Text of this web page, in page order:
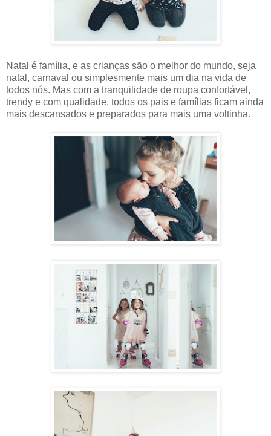
Natal é família, e as crianças são o melhor do mundo, seja
natal, carnaval ou simplesmente mais um dia na vida de
todos nós. Mas com a tranquilidade de roupa confortável,
trendy e com qualidade, todos os pais e famílias ficam ainda
mais descansados e preparados para mais uma voltinha.